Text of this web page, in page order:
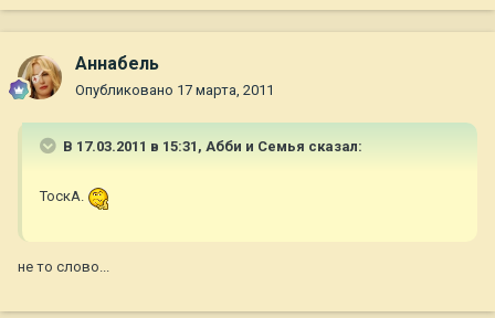
Aннaбель
Опубликовано 17 марта, 2011
В 17.03.2011 в 15:31, Абби и Семья сказал:
ТоскА.
не то слово...